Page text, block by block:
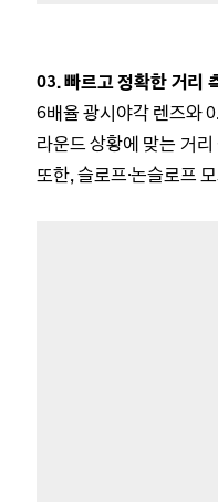
03. 빠르고 정확한 거리
6배율 광시야각 렌즈와
라운드 상황에 맞는 거
또한, 슬로프·논슬로프